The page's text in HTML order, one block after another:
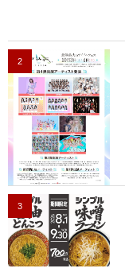
2
3